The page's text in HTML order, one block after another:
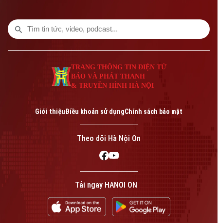
phép số: Số 63/GP-TTDT, cấp ngày 10/05/2023
TRANG THÔNG TIN ĐIỆN TỬ
CỦA CƠ QUAN BÁO VÀ PHÁT THANH TRUYỀN HÌNH HÀ NỘI
Số 3-5 Huỳnh Thúc Kháng-Phường Láng-Hà Nội
TRANG THÔNG TIN ĐIỆN TỬ
BÁO VÀ PHÁT THANH
& TRUYỀN HÌNH HÀ NỘI
Giới thiệuĐiều khoản sử dụngChính sách bảo mật
Theo dõi Hà Nội On
Tải ngay HANOI ON